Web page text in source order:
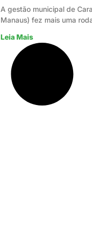
A gestão municipal de
Manaus) fez mais uma
Leia Mais